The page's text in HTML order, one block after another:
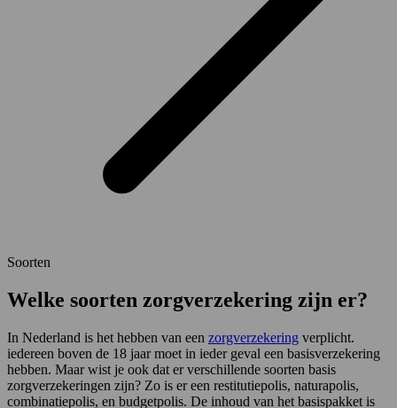
Soorten
Welke soorten zorgverzekering zijn er?
In Nederland is het hebben van een zorgverzekering verplicht.
iedereen boven de 18 jaar moet in ieder geval een basisverzekering
hebben. Maar wist je ook dat er verschillende soorten basis
zorgverzekeringen zijn? Zo is er een restitutiepolis, naturapolis,
combinatiepolis, en budgetpolis. De inhoud van het basispakket is